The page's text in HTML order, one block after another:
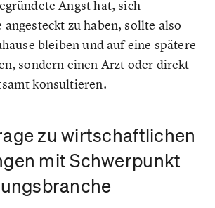
Angst hat, sich
zu haben, sollte also
bleiben und auf eine spätere
sondern einen Arzt oder direkt
konsultieren.
zu wirtschaftlichen
mit Schwerpunkt